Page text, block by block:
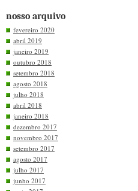
nosso arquivo
fevereiro 2020
abril 2019
janeiro 2019
outubro 2018
setembro 2018
agosto 2018
julho 2018
abril 2018
janeiro 2018
dezembro 2017
novembro 2017
setembro 2017
agosto 2017
julho 2017
junho 2017